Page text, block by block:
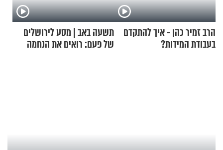
הרב זמיר כהן - איך להתקדם
בעבודת המידות?
תשעה באב | מסע לירושלים
של פעם: רואים את הנחמה